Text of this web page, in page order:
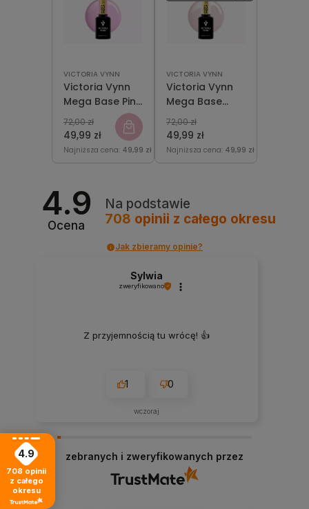
VICTORIA VYNN
Victoria Vynn
Mega Base Pink
15 ml
49,99 zł
72,00 zł
Najniższa cena: 49,99 zł
VICTORIA VYNN
Victoria Vynn
Mega Base
Nude 15 ml
49,99 zł
72,00 zł
Najniższa cena: 49,99 zł
4.9
Ocena
Na podstawie
708 opinii z całego okresu
Jak zbieramy opinie?
Sylwia
zweryfikowano
Z przyjemnością tu wrócę! 👍
1 0
wczoraj
zebranych i zweryfikowanych przez
4.9
708 opinii
z całego
okresu